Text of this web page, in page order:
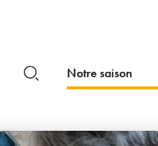
Notre saison